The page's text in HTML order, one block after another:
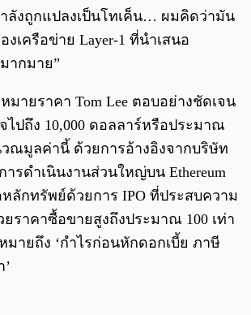
ำลังถูกแปลงเป็นโทเค็น… ผมคิดว่ามัน
เครือข่าย Layer-1 ที่นำเสนอ
ากมาย”
มายราคา Tom Lee ตอบอย่างชัดเจน
จไปถึง 10,000 ดอลลาร์หรือประมาณ
ณมูลค่านี้ ด้วยการอ้างอิงจากบริษัท
ารดำเนินงานส่วนใหญ่บน Ethereum
หลักทรัพย์ด้วยการ IPO ที่ประสบความ
ยราคาซื้อขายสูงถึงประมาณ 100 เท่า
มายถึง ‘กำไรก่อนหักดอกเบี้ย ภาษี